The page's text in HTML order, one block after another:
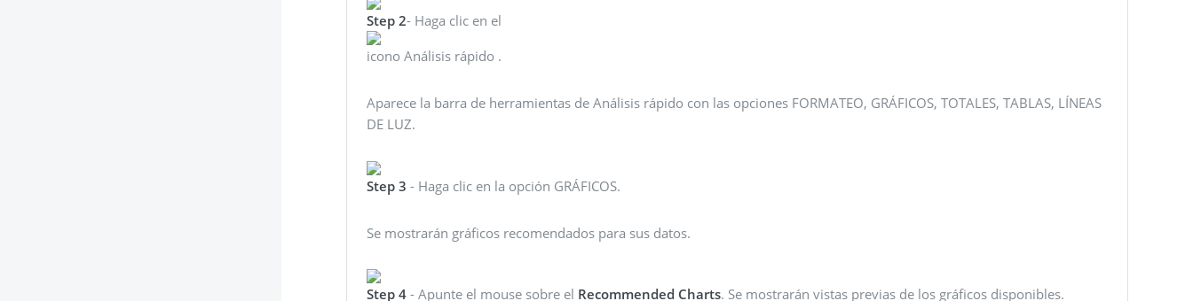
Step 2- Haga clic en el
icono Análisis rápido .
Aparece la barra de herramientas de Análisis rápido con las opciones FORMATEO, GRÁFICOS, TOTALES, TABLAS, LÍNEAS
DE LUZ.
Step 3 - Haga clic en la opción GRÁFICOS.
Se mostrarán gráficos recomendados para sus datos.
Step 4 - Apunte el mouse sobre el Recommended Charts. Se mostrarán vistas previas de los gráficos disponibles.